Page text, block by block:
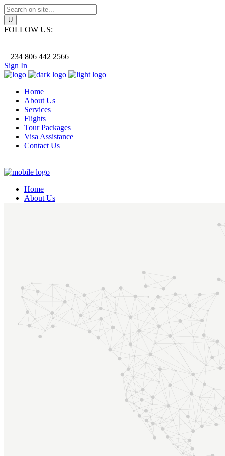
FOLLOW US:
234 806 442 2566
Sign In
Home
About Us
Services
Flights
Tour Packages
Visa Assistance
Contact Us
|
Home
About Us